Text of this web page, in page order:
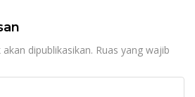
dipublikasikan. Ruas yang wajib